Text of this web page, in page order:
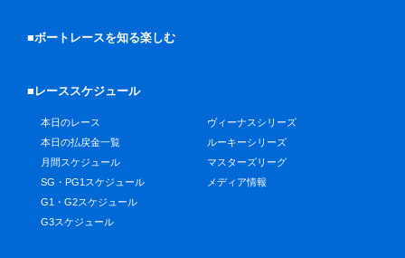
■ボートレースを知る楽しむ
■レーススケジュール
本日のレース
本日の払戻金一覧
月間スケジュール
SG・PG1スケジュール
G1・G2スケジュール
G3スケジュール
ヴィーナスシリーズ
ルーキーシリーズ
マスターズリーグ
メディア情報